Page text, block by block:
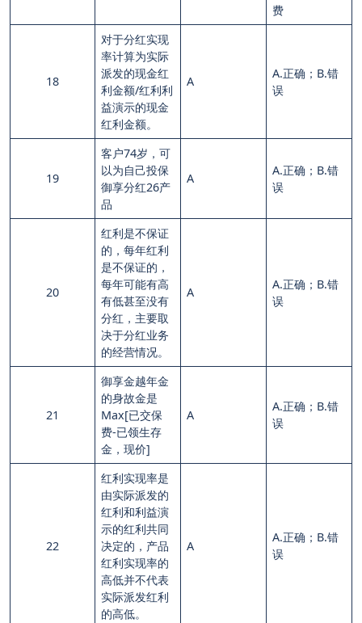
费
18
对于分红实现
率计算为实际
派发的现金红
利金额/红利利
益演示的现金
红利金额。
A
A.正确；B.错
误
19
客户74岁，可
以为自己投保
御享分红26产
品
A
A.正确；B.错
误
20
红利是不保证
的，每年红利
是不保证的，
每年可能有高
有低甚至没有
分红，主要取
决于分红业务
的经营情况。
A
A.正确；B.错
误
21
御享金越年金
的身故金是
Max[已交保
费-已领生存
金，现价]
A
A.正确；B.错
误
22
红利实现率是
由实际派发的
红利和利益演
示的红利共同
决定的，产品
红利实现率的
高低并不代表
实际派发红利
的高低。
A
A.正确；B.错
误